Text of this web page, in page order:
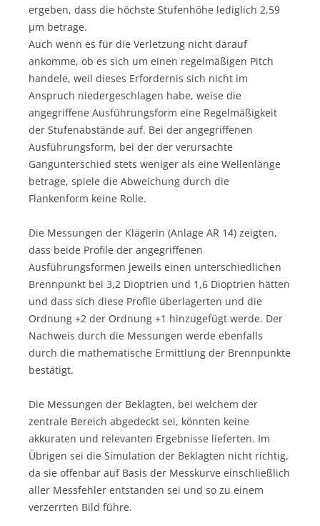
ergeben, dass die höchste Stufenhöhe lediglich 2,59
µm betrage.
Auch wenn es für die Verletzung nicht darauf
ankomme, ob es sich um einen regelmäßigen Pitch
handele, weil dieses Erfordernis sich nicht im
Anspruch niedergeschlagen habe, weise die
angegriffene Ausführungsform eine Regelmäßigkeit
der Stufenabstände auf. Bei der angegriffenen
Ausführungsform, bei der der verursachte
Gangunterschied stets weniger als eine Wellenlänge
betrage, spiele die Abweichung durch die
Flankenform keine Rolle.
Die Messungen der Klägerin (Anlage AR 14) zeigten,
dass beide Profile der angegriffenen
Ausführungsformen jeweils einen unterschiedlichen
Brennpunkt bei 3,2 Dioptrien und 1,6 Dioptrien hätten
und dass sich diese Profile überlagerten und die
Ordnung +2 der Ordnung +1 hinzugefügt werde. Der
Nachweis durch die Messungen werde ebenfalls
durch die mathematische Ermittlung der Brennpunkte
bestätigt.
Die Messungen der Beklagten, bei welchem der
zentrale Bereich abgedeckt sei, könnten keine
akkuraten und relevanten Ergebnisse lieferten. Im
Übrigen sei die Simulation der Beklagten nicht richtig,
da sie offenbar auf Basis der Messkurve einschließlich
aller Messfehler entstanden sei und so zu einem
verzerrten Bild führe.